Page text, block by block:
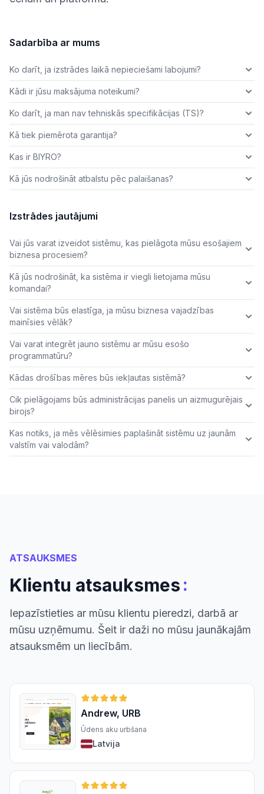
Sadarbība ar mums
Ko darīt, ja izstrādes laikā nepieciešami labojumi?
Kādi ir jūsu maksājuma noteikumi?
Ko darīt, ja man nav tehniskās specifikācijas (TS)?
Kā tiek piemērota garantija?
Kas ir BIYRO?
Kā jūs nodrošināt atbalstu pēc palaišanas?
Izstrādes jautājumi
Vai jūs varat izveidot sistēmu, kas pielāgota mūsu esošajiem
biznesa procesiem?
Kā jūs nodrošināt, ka sistēma ir viegli lietojama mūsu
komandai?
Vai sistēma būs elastīga, ja mūsu biznesa vajadzības
mainīsies vēlāk?
Vai varat integrēt jauno sistēmu ar mūsu esošo
programmatūru?
Kādas drošības mēres būs iekļautas sistēmā?
Cik pielāgojams būs administrācijas panelis un aizmugurējais
birojs?
Kas notiks, ja mēs vēlēsimies paplašināt sistēmu uz jaunām
valstīm vai valodām?
ATSAUKSMES
Klientu atsauksmes:
Iepazīstieties ar mūsu klientu pieredzi, darbā ar
mūsu uzņēmumu. Šeit ir daži no mūsu jaunākajām
atsauksmēm un liecībām.
Andrew, URB
Ūdens aku urbšana
Latvija